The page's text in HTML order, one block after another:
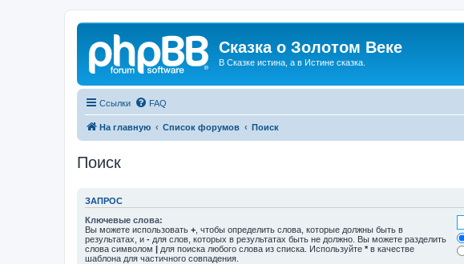
Сказка о Золотом Веке
В Сказке истина, а в Истине сказка.
Ссылки FAQ
На главную Список форумов Поиск
Поиск
ЗАПРОС
Ключевые слова:
Вы можете использовать + , чтобы определить слова, которые должны быть в
результатах, и - для слов, которых в результатах быть не должно. Вы можете разделить
слова символом | для поиска любого слова из списка. Используйте * в качестве
шаблона для частичного совпадения.